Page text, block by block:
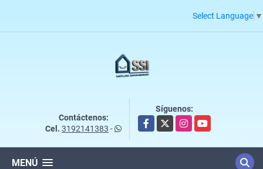
Select Language ▼
Contáctenos:
Cel. 3192141383 -
Síguenos:
Facebook
X InstagramYouTube
MENÚ